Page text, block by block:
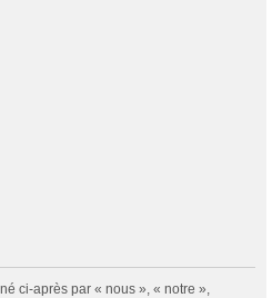
ci-après par « nous », « notre »,